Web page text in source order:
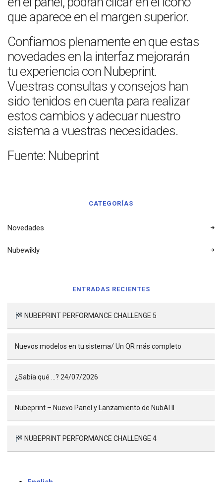
que aparece en el margen superior.
Confiamos plenamente en que estas
novedades en la interfaz mejorarán
tu experiencia con Nubeprint.
Vuestras consultas y consejos han
sido tenidos en cuenta para realizar
estos cambios y adecuar nuestro
sistema a vuestras necesidades.
Fuente: Nubeprint
CATEGORÍAS
Novedades
Nubewikly
ENTRADAS RECIENTES
NUBEPRINT PERFORMANCE CHALLENGE 5
Nuevos modelos en tu sistema/ Un QR más completo
¿Sabía qué …? 24/07/2026
Nubeprint – Nuevo Panel y Lanzamiento de NubAI II
NUBEPRINT PERFORMANCE CHALLENGE 4